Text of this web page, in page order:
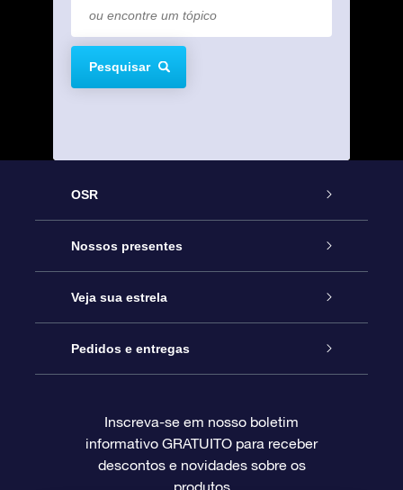
Pesquisar
OSR
Serviço
Entre em contato conosco
Blog
Avaliações
Nossos presentes
Presente estrelar on-line
Pacote de presente da OSR
O cartão de presente da OSR
Veja sua estrela
Star Register
Página estelar personalizada
Pedidos e entregas
Informações de pagamento
Inscreva-se em nosso boletim
informativo GRATUITO para receber
descontos e novidades sobre os
produtos